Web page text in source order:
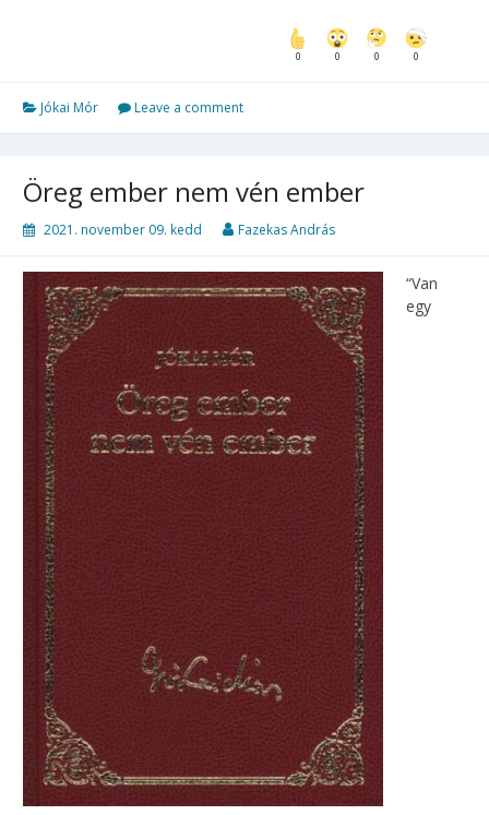
0 0 0 0
Jókai Mór Leave a comment
Öreg ember nem vén ember
2021. november 09. kedd Fazekas András
“Van
egy